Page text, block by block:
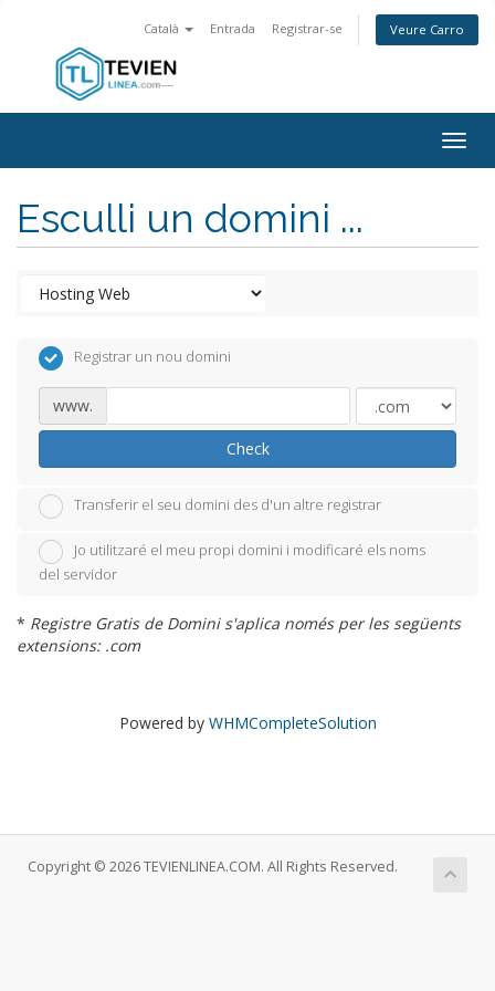
Català Entrada Registrar-se Veure Carro
Esculli un domini ...
Registrar un nou domini
www.
Check
Transferir el seu domini des d'un altre registrar
Jo utilitzaré el meu propi domini i modificaré els noms
del servidor
* Registre Gratis de Domini s'aplica només per les següents
extensions: .com
Powered by WHMCompleteSolution
Copyright © 2026 TEVIENLINEA.COM. All Rights Reserved.